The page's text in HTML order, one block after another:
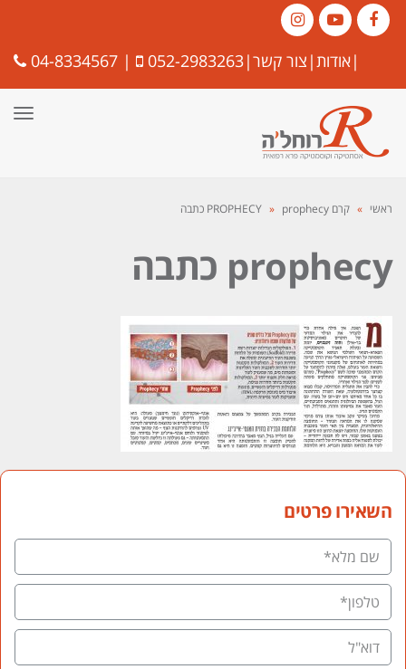
Facebook
YouTube
Instagram |אודות| צור קשר|
052-2983263
|
04-8334567
ראשי » קרם PROPHECY » prophecy כתבה
prophecy כתבה
השאירו פרטים